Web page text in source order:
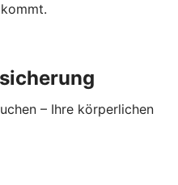
– Ihre körperlichen